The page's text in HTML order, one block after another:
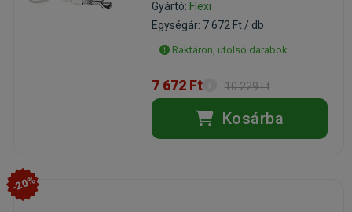
Gyártó: Flexi
Egységár: 7 672 Ft / db
Raktáron, utolsó darabok
7 672 Ft 10 229 Ft
Kosárba
-20%